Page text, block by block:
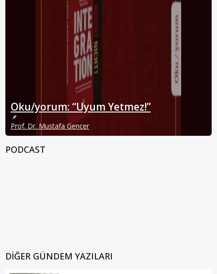
Oku/yorum: “Uyum Yetmez!”
Prof. Dr. Mustafa Gencer
PODCAST
DIĞER GÜNDEM YAZILARI